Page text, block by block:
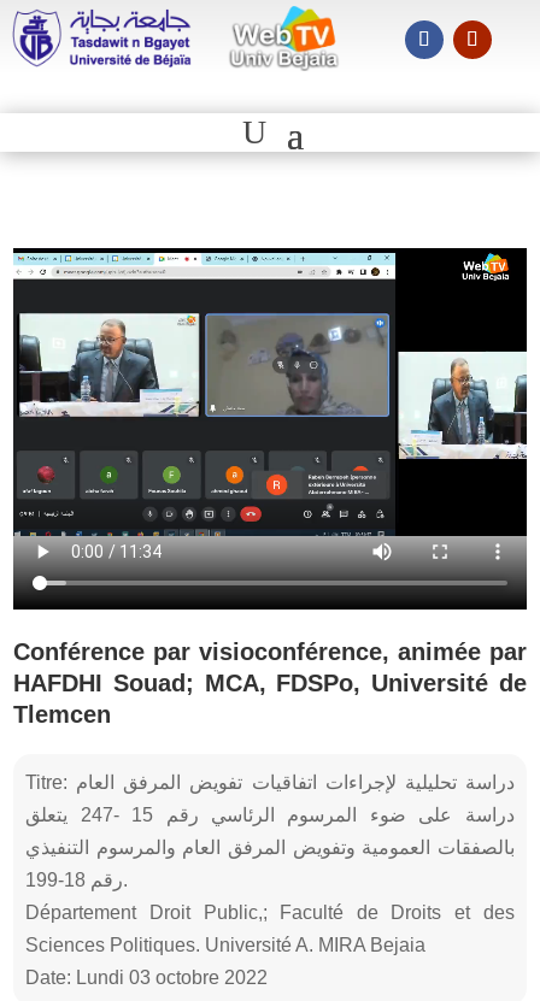
Conférence par visioconférence, animée par
HAFDHI Souad; MCA, FDSPo, Université de
Tlemcen
Titre: دراسة تحليلية لإجراءات اتفاقيات تفويض المرفق العام
دراسة على ضوء المرسوم الرئاسي رقم 15 -247 يتعلق
بالصفقات العمومية وتفويض المرفق العام والمرسوم التنفيذي
رقم 18-199.
Département Droit Public,; Faculté de Droits et des
Sciences Politiques. Université A. MIRA Bejaia
Date: Lundi 03 octobre 2022